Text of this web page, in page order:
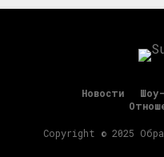
Новости
Copyright © 2025